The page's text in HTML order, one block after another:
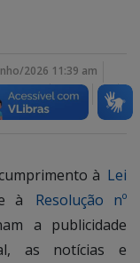
2026 11:39 am
do Sul
à Lei
à
Resolução nº
a publicidade
as notícias e